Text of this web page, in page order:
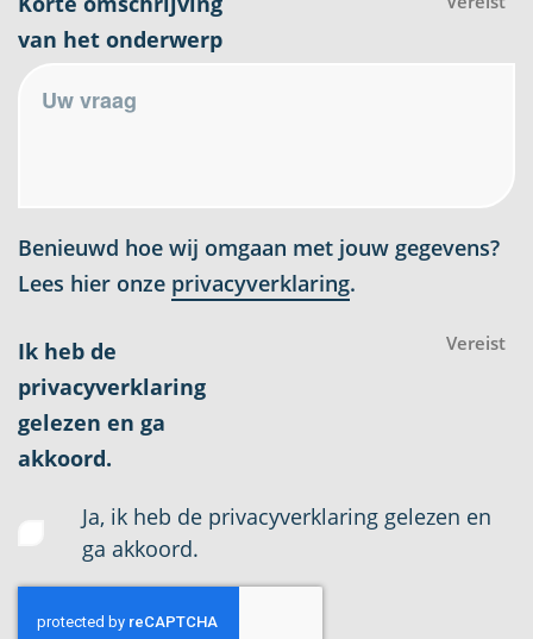
van het onderwerp
Benieuwd hoe wij omgaan met jouw gegevens?
Lees hier onze privacyverklaring.
Ik heb de
privacyverklaring
gelezen en ga
akkoord.
Vereist
Ja, ik heb de privacyverklaring gelezen en
ga akkoord.